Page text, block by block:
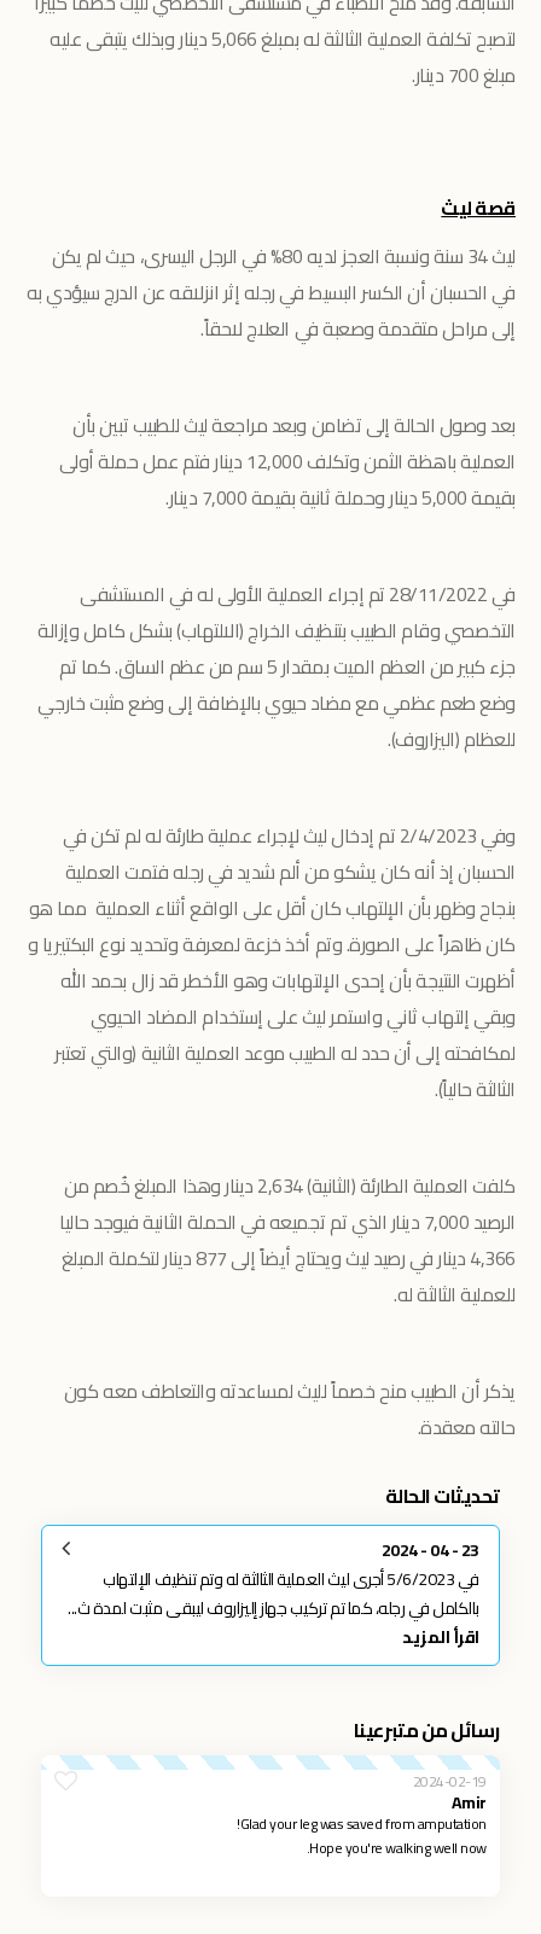
لتصبح تكلفة العملية الثالثة له بمبلغ 5,066 دينار وبذلك يتبقى عليه
مبلغ 700 دينار.
قصة ليث
ليث 34 سنة ونسبة العجز لديه 80% في الرجل اليسرى، حيث لم يكن
في الحسبان أن الكسر البسيط في رجله إثر انزلاقه عن الدرج سيؤدي به
إلى مراحل متقدمة وصعبة في العلاج لاحقاً.
بعد وصول الحالة إلى تضامن وبعد مراجعة ليث للطبيب تبين بأن
العملية باهظة الثمن وتكلف 12,000 دينار فتم عمل حملة أولى
بقيمة 5,000 دينار وحملة ثانية بقيمة 7,000 دينار.
في 28/11/2022 تم إجراء العملية الأولى له في المستشفى
التخصصي وقام الطبيب بتنظيف الخراج (الالتهاب) بشكل كامل وإزالة
جزء كبير من العظم الميت بمقدار 5 سم من عظم الساق. كما تم
وضع طعم عظمي مع مضاد حيوي بالإضافة إلى وضع مثبت خارجي
للعظام (اليزاروف).
وفي 2/4/2023 تم إدخال ليث لإجراء عملية طارئة له لم تكن في
الحسبان إذ أنه كان يشكو من ألم شديد في رجله فتمت العملية
بنجاح وظهر بأن الإلتهاب كان أقل على الواقع أثناء العملية مما هو
كان ظاهراً على الصورة. وتم أخذ خزعة لمعرفة وتحديد نوع البكتيريا و
أظهرت النتيجة بأن إحدى الإلتهابات وهو الأخطر قد زال بحمد الله
وبقي إلتهاب ثاني واستمر ليث على إستخدام المضاد الحيوي
لمكافحته إلى أن حدد له الطبيب موعد العملية الثانية (والتي تعتبر
الثالثة حالياً).
كلفت العملية الطارئة (الثانية) 2,634 دينار وهذا المبلغ خُصم من
الرصيد 7,000 دينار الذي تم تجميعه في الحملة الثانية فيوجد حاليا
4,366 دينار في رصيد ليث ويحتاج أيضاً إلى 877 دينار لتكملة المبلغ
للعملية الثالثة له.
يذكر أن الطبيب منح خصماً لليث لمساعدته والتعاطف معه كون
حالته معقدة.
تحديثات الحالة
23 - 04 - 2024
في 5/6/2023 أجرى ليث العملية الثالثة له وتم تنظيف الإلتهاب
بالكامل في رجله، كما تم تركيب جهاز إليزاروف ليبقى مثبت لمدة ث...
اقرأ المزيد
رسائل من متبرعينا
2024-02-19
Amir
Glad your leg was saved from amputation!
Hope you're walking well now.